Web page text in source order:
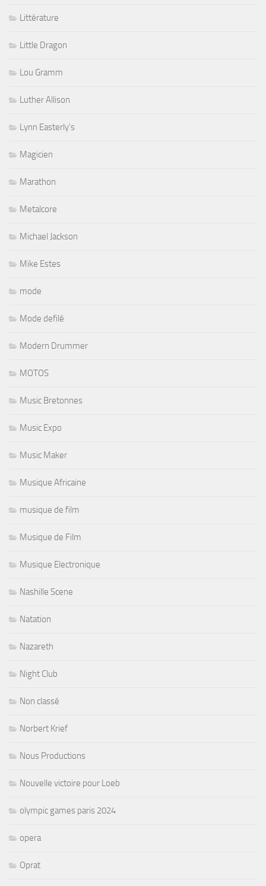
Littérature
Little Dragon
Lou Gramm
Luther Allison
Lynn Easterly's
Magicien
Marathon
Metalcore
Michael Jackson
Mike Estes
mode
Mode defilé
Modern Drummer
MOTOS
Music Bretonnes
Music Expo
Music Maker
Musique Africaine
musique de film
Musique de Film
Musique Electronique
Nashille Scene
Natation
Nazareth
Night Club
Non classé
Norbert Krief
Nous Productions
Nouvelle victoire pour Loeb
olympic games paris 2024
opera
Oprat